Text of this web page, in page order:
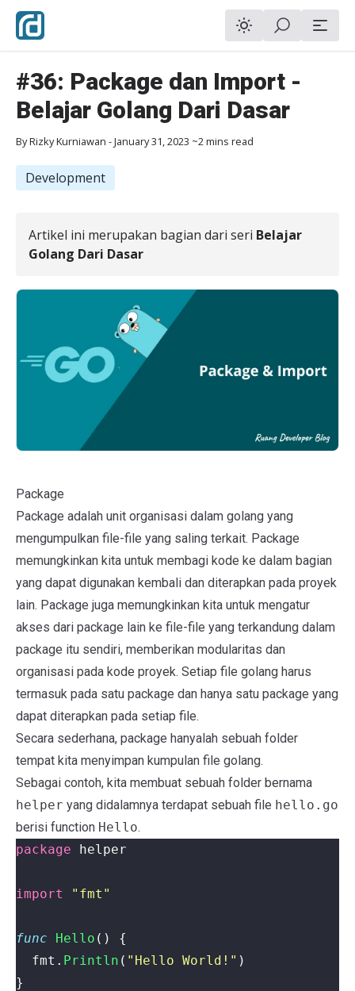
#36: Package dan Import -
Belajar Golang Dari Dasar
ByRizky Kurniawan -January 31, 2023 ~2 mins read
Development
Artikel ini merupakan bagian dari seri Belajar
Golang Dari Dasar
Package
Package adalah unit organisasi dalam golang yang
mengumpulkan file-file yang saling terkait. Package
memungkinkan kita untuk membagi kode ke dalam bagian
yang dapat digunakan kembali dan diterapkan pada proyek
lain. Package juga memungkinkan kita untuk mengatur
akses dari package lain ke file-file yang terkandung dalam
package itu sendiri, memberikan modularitas dan
organisasi pada kode proyek. Setiap file golang harus
termasuk pada satu package dan hanya satu package yang
dapat diterapkan pada setiap file.
Secara sederhana, package hanyalah sebuah folder
tempat kita menyimpan kumpulan file golang.
Sebagai contoh, kita membuat sebuah folder bernama
helper yang didalamnya terdapat sebuah file hello.go
berisi function Hello.
package
helper
import "fmt"
func Hello ()
{
fmt . Println ( "Hello World!" )
}